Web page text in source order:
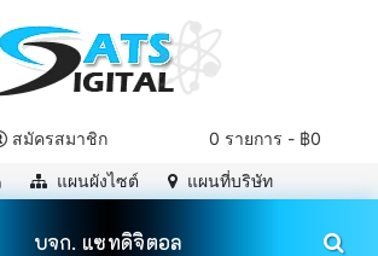
0 รายการ - ฿0
สมัครสมาชิก
แผนผังไซต์ แผนที่บริษัท
บจก. แซทดิจิตอล